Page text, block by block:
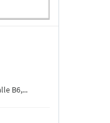
B6,...